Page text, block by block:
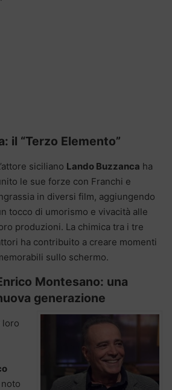
il “Terzo Elemento”
siciliano Lando Buzzanca ha
le sue forze con Franchi e
in diversi film, aggiungendo
tocco di umorismo e vivacità alle
produzioni. La chimica tra i tre
ha contribuito a creare momenti
sullo schermo.
Montesano: una
generazione
loro